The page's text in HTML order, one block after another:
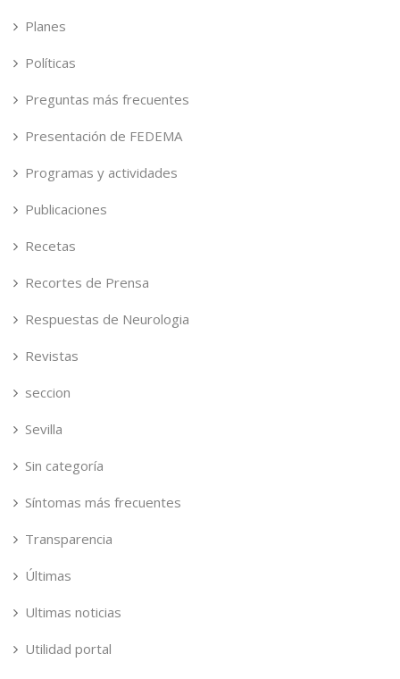
Planes
Políticas
Preguntas más frecuentes
Presentación de FEDEMA
Programas y actividades
Publicaciones
Recetas
Recortes de Prensa
Respuestas de Neurologia
Revistas
seccion
Sevilla
Sin categoría
Síntomas más frecuentes
Transparencia
Últimas
Ultimas noticias
Utilidad portal